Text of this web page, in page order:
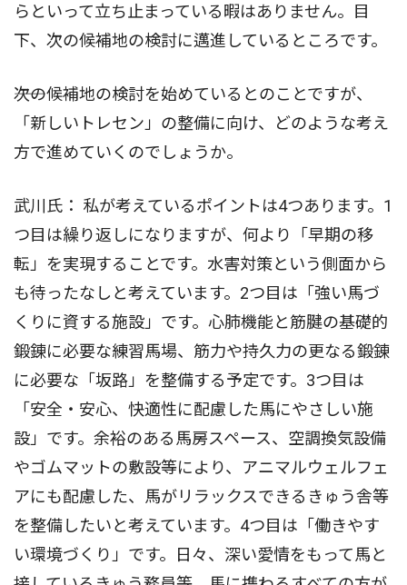
らといって立ち止まっている暇はありません。目
下、次の候補地の検討に邁進しているところです。
――次の候補地の検討を始めているとのことですが、
「新しいトレセン」の整備に向け、どのような考え
方で進めていくのでしょうか。
武川氏： 私が考えているポイントは4つあります。1
つ目は繰り返しになりますが、何より「早期の移
転」を実現することです。水害対策という側面から
も待ったなしと考えています。2つ目は「強い馬づ
くりに資する施設」です。心肺機能と筋腱の基礎的
鍛錬に必要な練習馬場、筋力や持久力の更なる鍛錬
に必要な「坂路」を整備する予定です。3つ目は
「安全・安心、快適性に配慮した馬にやさしい施
設」です。余裕のある馬房スペース、空調換気設備
やゴムマットの敷設等により、アニマルウェルフェ
アにも配慮した、馬がリラックスできるきゅう舎等
を整備したいと考えています。4つ目は「働きやす
い環境づくり」です。日々、深い愛情をもって馬と